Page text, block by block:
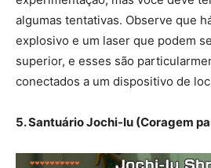
algumas tentativas. Observe que
explosivo e um laser que podem
superior, e esses são
conectados a um dispositivo de
5. Santuário Jochi-Iu (Coragem